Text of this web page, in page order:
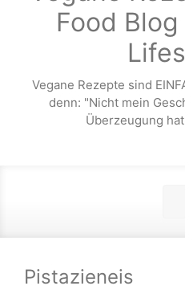
Food
Vegane Rezepte sind
denn: "Nicht mein
Überzeugung
Pistazieneis